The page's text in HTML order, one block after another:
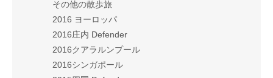
その他の散歩旅
2016 ヨーロッパ
2016庄内 Defender
2016クアラルンプール
2016シンガポール